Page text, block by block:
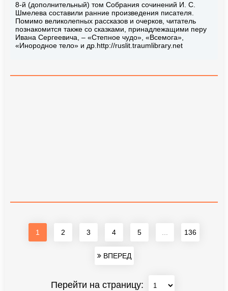
8-й (дополнительный) том Собрания сочинений И. С.
Шмелева составили ранние произведения писателя.
Помимо великолепных рассказов и очерков, читатель
познакомится также со сказками, принадлежащими перу
Ивана Сергеевича, – «Степное чудо», «Всемога»,
«Инородное тело» и др.http://ruslit.traumlibrary.net
1 2 3 4 5 136
ВПЕРЕД
Перейти на страницу: